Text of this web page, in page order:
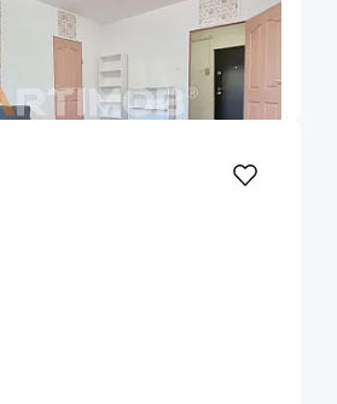
Parter
Etaj